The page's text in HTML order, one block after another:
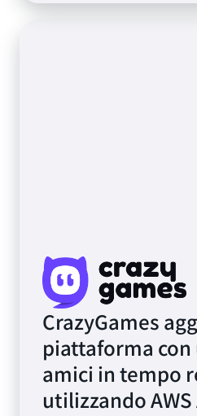
CrazyGames
piattaforma con
amici in tempo
utilizzando